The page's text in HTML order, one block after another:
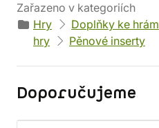
Zařazeno v kategoriích
Hry
Doplňky ke hrám
hry
Pěnové inserty
Doporučujeme